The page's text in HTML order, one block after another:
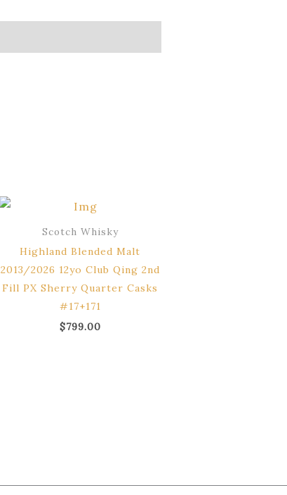
Scotch Whisky
Highland Blended Malt
2013/2026 12yo Club Qing 2nd
Fill PX Sherry Quarter Casks
#17+171
$799.00